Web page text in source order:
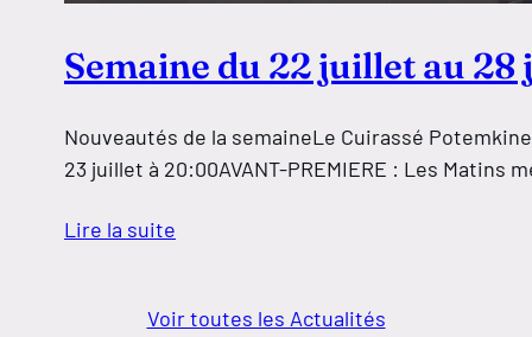
Semaine du 22 juillet au
Nouveautés de la semaineLe Cuirassé
23 juillet à 20:00AVANT-PREMIERE : Les Matins
Lire la suite
Voir toutes les Actualités